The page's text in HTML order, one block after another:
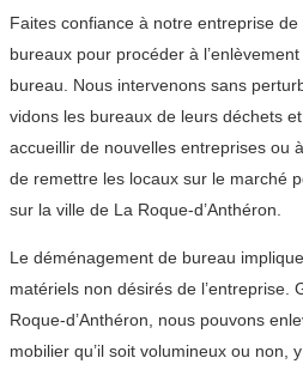
Faites confiance à notre entreprise
bureaux pour procéder à
bureau. Nous intervenons sans
vidons les bureaux de leurs déchets
accueillir de nouvelles entreprises ou
de remettre les locaux sur le marché
sur la ville de La Roque-d’Anthéron.
Le déménagement de bureau
matériels non désirés de l’entreprise.
Roque-d’Anthéron, nous pouvons
mobilier qu’il soit volumineux ou non,